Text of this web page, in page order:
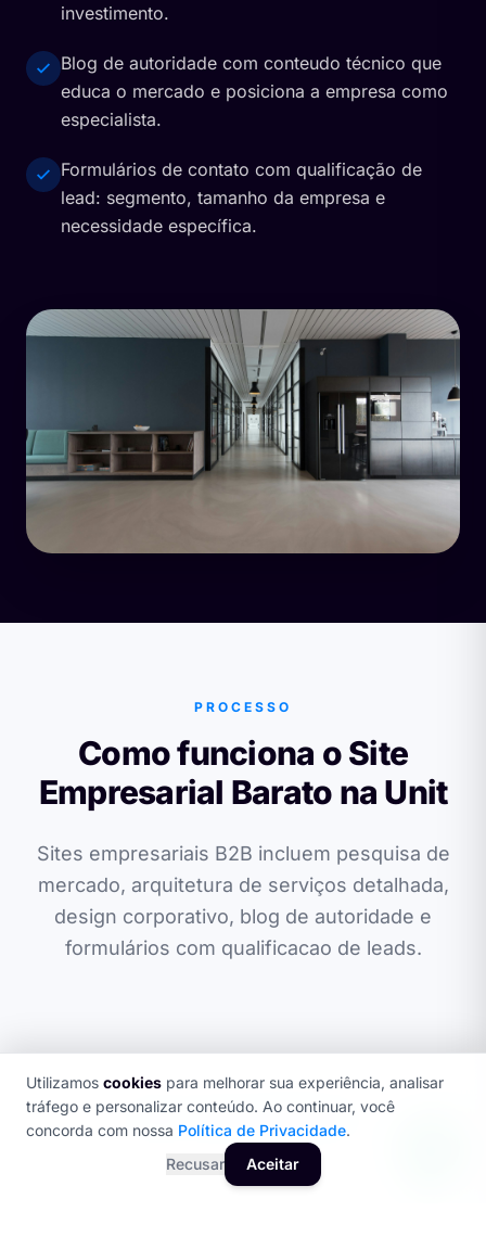
investimento.
Blog de autoridade com conteudo técnico que
educa o mercado e posiciona a empresa como
especialista.
Formulários de contato com qualificação de
lead: segmento, tamanho da empresa e
necessidade específica.
PROCESSO
Como funciona o Site
Empresarial Barato na Unit
Sites empresariais B2B incluem pesquisa de
mercado, arquitetura de serviços detalhada,
design corporativo, blog de autoridade e
formulários com qualificacao de leads.
Utilizamos cookies para melhorar sua experiência, analisar
tráfego e personalizar conteúdo. Ao continuar, você
concorda com nossa Política de Privacidade.
Recusar
Aceitar